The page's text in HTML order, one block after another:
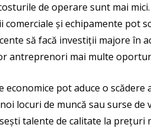
de operare sunt mai
și echipamente pot
să facă investiții majore în
antreprenori mai multe
economice pot aduce o
locuri de muncă sau surse de
talente de calitate la